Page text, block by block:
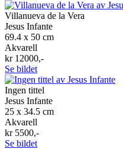
Villanueva de la Vera
Jesus Infante
69.4 x 50 cm
Akvarell
kr 12000,-
Se bildet
Ingen tittel
Jesus Infante
25 x 34.5 cm
Akvarell
kr 5500,-
Se bildet